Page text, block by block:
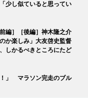
少し似ていると思ってい
編］［後編］神木隆之介
か楽しみ」大友啓史監督
しかるべきところにたど
」 マラソン完走のブル